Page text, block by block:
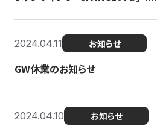
2024.04.11 お知らせ
GW休業のお知らせ
2024.04.10 お知らせ